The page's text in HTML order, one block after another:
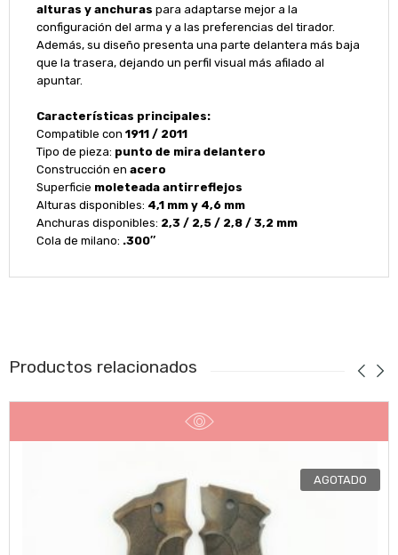
alturas y anchuras para adaptarse mejor a la
configuración del arma y a las preferencias del tirador.
Además, su diseño presenta una parte delantera más baja
que la trasera, dejando un perfil visual más afilado al
apuntar.
Características principales:
Compatible con 1911 / 2011
Tipo de pieza: punto de mira delantero
Construcción en acero
Superficie moleteada antirreflejos
Alturas disponibles: 4,1 mm y 4,6 mm
Anchuras disponibles: 2,3 / 2,5 / 2,8 / 3,2 mm
Cola de milano: .300″
Productos relacionados
AGOTADO